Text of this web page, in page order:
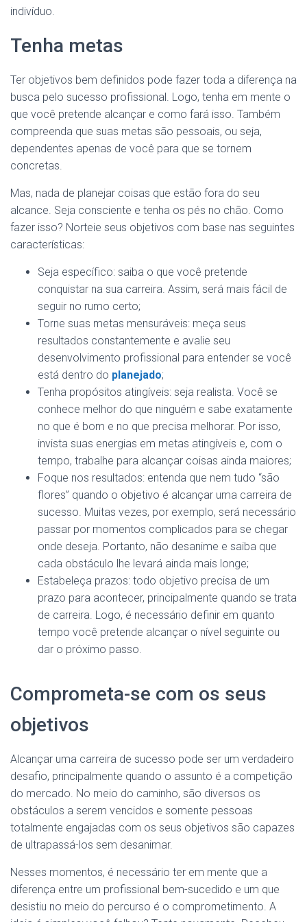
indivíduo.
Tenha metas
Ter objetivos bem definidos pode fazer toda a diferença na
busca pelo sucesso profissional. Logo, tenha em mente o
que você pretende alcançar e como fará isso. Também
compreenda que suas metas são pessoais, ou seja,
dependentes apenas de você para que se tornem
concretas.
Mas, nada de planejar coisas que estão fora do seu
alcance. Seja consciente e tenha os pés no chão. Como
fazer isso? Norteie seus objetivos com base nas seguintes
características:
Seja específico: saiba o que você pretende
conquistar na sua carreira. Assim, será mais fácil de
seguir no rumo certo;
Torne suas metas mensuráveis: meça seus
resultados constantemente e avalie seu
desenvolvimento profissional para entender se você
está dentro do planejado;
Tenha propósitos atingíveis: seja realista. Você se
conhece melhor do que ninguém e sabe exatamente
no que é bom e no que precisa melhorar. Por isso,
invista suas energias em metas atingíveis e, com o
tempo, trabalhe para alcançar coisas ainda maiores;
Foque nos resultados: entenda que nem tudo “são
flores” quando o objetivo é alcançar uma carreira de
sucesso. Muitas vezes, por exemplo, será necessário
passar por momentos complicados para se chegar
onde deseja. Portanto, não desanime e saiba que
cada obstáculo lhe levará ainda mais longe;
Estabeleça prazos: todo objetivo precisa de um
prazo para acontecer, principalmente quando se trata
de carreira. Logo, é necessário definir em quanto
tempo você pretende alcançar o nível seguinte ou
dar o próximo passo.
Comprometa-se com os seus
objetivos
Alcançar uma carreira de sucesso pode ser um verdadeiro
desafio, principalmente quando o assunto é a competição
do mercado. No meio do caminho, são diversos os
obstáculos a serem vencidos e somente pessoas
totalmente engajadas com os seus objetivos são capazes
de ultrapassá-los sem desanimar.
Nesses momentos, é necessário ter em mente que a
diferença entre um profissional bem-sucedido e um que
desistiu no meio do percurso é o comprometimento. A